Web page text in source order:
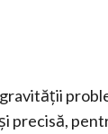
precisă,